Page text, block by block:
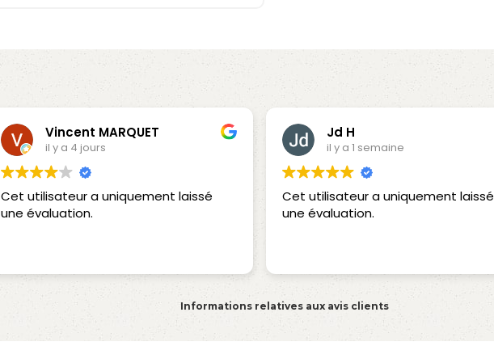
Vincent MARQUET
il y a 4 jours
Cet utilisateur a uniquement laissé
une évaluation.
Jd H
il y a 1 semaine
Cet utilisateur a uniquement laissé
une évaluation.
Informations relatives aux avis clients